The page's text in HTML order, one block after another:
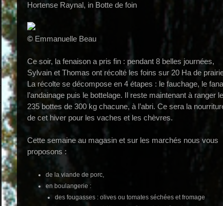
Hortense Raynal, in Botte de foin
© Emmanuelle Beau
Ce soir, la fenaison a pris fin : pendant 8 belles journées,
Sylvain et Thomas ont récolté les foins sur 20 Ha de
La récolte se décompose en 4 étapes : le fauchage, le
l’andainage puis le bottelage. Il reste maintenant à ranger
235 bottes de 300 kg chacune, à l’abri. Ce sera la
de cet hiver pour les vaches et les chèvres.
Cette semaine au magasin et sur les marchés nous vous
proposons :
de la viande de porc,
en boulangerie :
des fougasses : olives ou tomates séchées et fromage